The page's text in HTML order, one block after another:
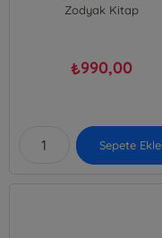
Zodyak Kitap
₺990,00
Sepete Ekle